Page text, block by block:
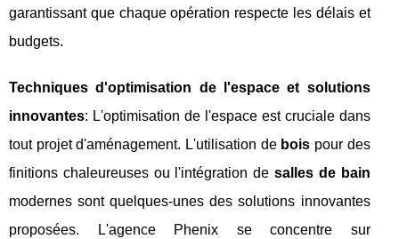
garantissant que chaque opération respecte les délais et
budgets.
Techniques d'optimisation de l'espace et solutions
innovantes: L'optimisation de l'espace est cruciale dans
tout projet d'aménagement. L'utilisation de bois pour des
finitions chaleureuses ou l'intégration de salles de bain
modernes sont quelques-unes des solutions innovantes
proposées. L'agence Phenix se concentre sur